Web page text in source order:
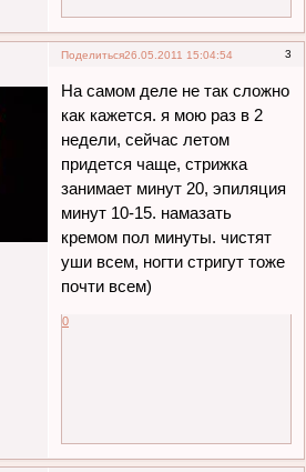
Поделиться 3
26.05.2011 15:04:54
На самом деле не так сложно
как кажется. я мою раз в 2
недели, сейчас летом
придется чаще, стрижка
занимает минут 20, эпиляция
минут 10-15. намазать
кремом пол минуты. чистят
уши всем, ногти стригут тоже
почти всем)
0